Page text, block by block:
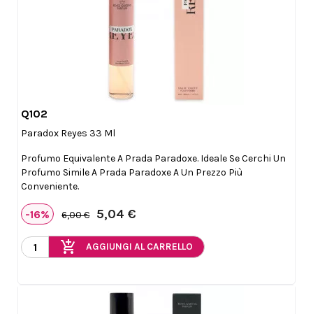
Q102
Paradox Reyes 33 Ml
Profumo Equivalente A Prada Paradoxe. Ideale Se Cerchi Un
Profumo Simile A Prada Paradoxe A Un Prezzo Più
Conveniente.
-16% 6,00 € 5,04 €
add_shopping_cart AGGIUNGI AL CARRELLO